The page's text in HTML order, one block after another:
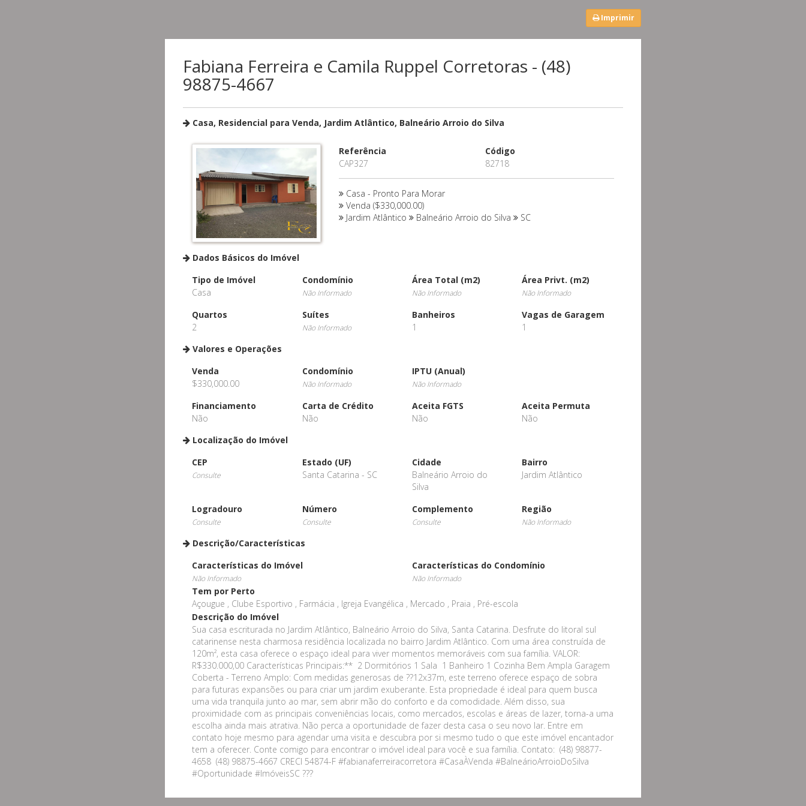
Imprimir
Fabiana Ferreira e Camila Ruppel Corretoras - (48)
98875-4667
Casa, Residencial para Venda, Jardim Atlântico, Balneário Arroio do Silva
Referência
CAP327
Código
82718
Casa - Pronto Para Morar
Venda ($330,000.00)
Jardim Atlântico
Balneário Arroio do Silva SC
Dados Básicos do Imóvel
Tipo de Imóvel
Casa
Condomínio
Não Informado
Área Total (m2)
Não Informado
Área Privt. (m2)
Não Informado
Quartos
2
Suítes
Não Informado
Banheiros
1
Vagas de Garagem
1
Valores e Operações
Venda
$330,000.00
Condomínio
Não Informado
IPTU (Anual)
Não Informado
Financiamento
Não
Carta de Crédito
Não
Aceita FGTS
Não
Aceita Permuta
Não
Localização do Imóvel
CEP
Consulte
Estado (UF)
Santa Catarina - SC
Cidade
Balneário Arroio do
Silva
Bairro
Jardim Atlântico
Logradouro
Consulte
Número
Consulte
Complemento
Consulte
Região
Não Informado
Descrição/Características
Características do Imóvel
Não Informado
Características do Condomínio
Não Informado
Tem por Perto
Açougue , Clube Esportivo , Farmácia , Igreja Evangélica , Mercado , Praia , Pré-escola
Descrição do Imóvel
Sua casa escriturada no Jardim Atlântico, Balneário Arroio do Silva, Santa Catarina. Desfrute do litoral sul
catarinense nesta charmosa residência localizada no bairro Jardim Atlântico. Com uma área construída de
120m², esta casa oferece o espaço ideal para viver momentos memoráveis com sua família. VALOR:
R$330.000,00 Características Principais:** 2 Dormitórios 1 Sala 1 Banheiro 1 Cozinha Bem Ampla Garagem
Coberta - Terreno Amplo: Com medidas generosas de ??12x37m, este terreno oferece espaço de sobra
para futuras expansões ou para criar um jardim exuberante. Esta propriedade é ideal para quem busca
uma vida tranquila junto ao mar, sem abrir mão do conforto e da comodidade. Além disso, sua
proximidade com as principais conveniências locais, como mercados, escolas e áreas de lazer, torna-a uma
escolha ainda mais atrativa. Não perca a oportunidade de fazer desta casa o seu novo lar. Entre em
contato hoje mesmo para agendar uma visita e descubra por si mesmo tudo o que este imóvel encantador
tem a oferecer. Conte comigo para encontrar o imóvel ideal para você e sua família. Contato: (48) 98877-
4658 (48) 98875-4667 CRECI 54874-F #fabianaferreiracorretora #CasaÀVenda #BalneárioArroioDoSilva
#Oportunidade #ImóveisSC ???